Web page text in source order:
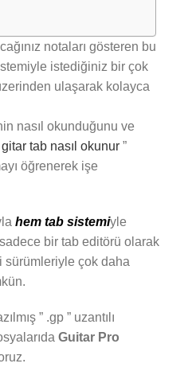
notaları gösteren bu
istediğiniz bir çok
ulaşarak kolayca
nasıl okunduğunu ve
gitar tab nasıl okunur ”
öğrenerek işe
hem tab sistemiyle
bir tab editörü olarak
sürümleriyle çok daha
” .gp ” uzantılı
Guitar Pro